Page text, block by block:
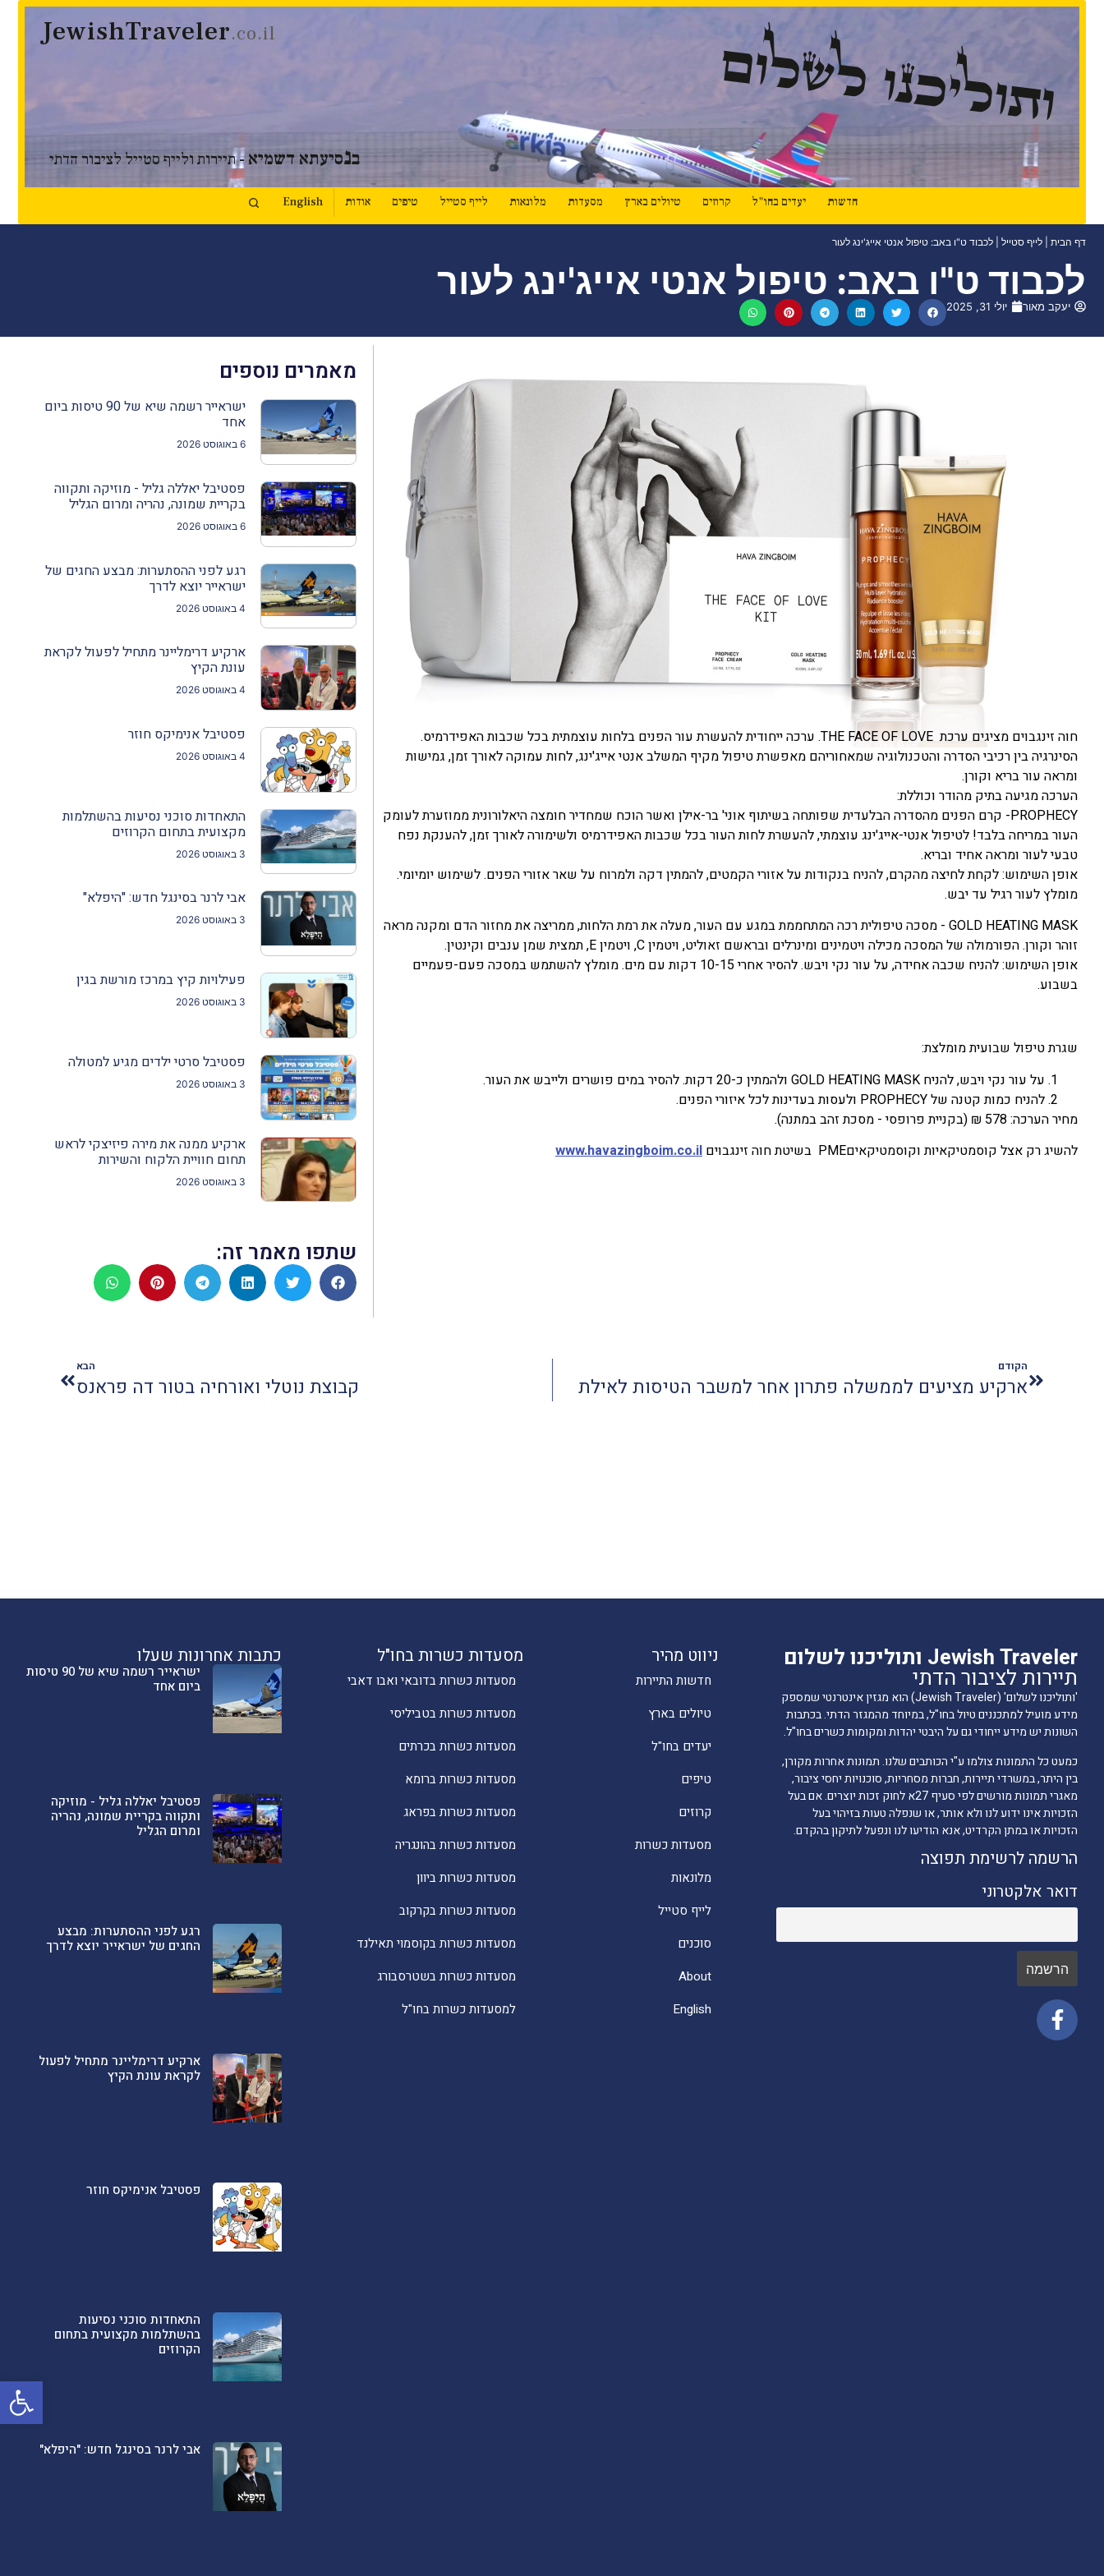
פתח
JewishTraveler.co.il ותוליכנו לשלום
בנסיעתא דשמיא- תיירות ולייף סטייל לציבור הדתי
חדשות יעדים בחו"ל קרוזים טיולים בארץ מסעדות מלונאות לייף סטייל טיפים אודות English
דף הבית לייף סטייל לכבוד ט"ו באב: טיפול אנטי אייג'ינג לעור
לכבוד ט"ו באב: טיפול אנטי אייג'ינג לעור
יעקב מאור יולי 31, 2025
חוה זינגבוים מציגים ערכת THE FACE OF LOVE. ערכה ייחודית להעשרת עור הפנים בלחות עוצמתית בכל שכבות האפידרמיס.
הסינרגיה בין רכיבי הסדרה והטכנולוגיה שמאחוריהם מאפשרת טיפול מקיף המשלב אנטי אייג'ינג, לחות עמוקה לאורך זמן, גמישות
ומראה עור בריא וקורן.
הערכה מגיעה בתיק מהודר וכוללת:
PROPHECY- קרם הפנים מהסדרה הבלעדית שפותחה בשיתוף אוני' בר-אילן ואשר הוכח שמחדיר חומצה היאלורונית ממוזערת לעומק
העור במריחה בלבד! לטיפול אנטי-אייג'ינג עוצמתי, להעשרת לחות העור בכל שכבות האפידרמיס ולשימורה לאורך זמן, להענקת נפח
טבעי לעור ומראה אחיד ובריא.
אופן השימוש: לקחת לחיצה מהקרם, להניח בנקודות על אזורי הקמטים, להמתין דקה ולמרוח על שאר אזורי הפנים. לשימוש יומיומי.
מומלץ לעור רגיל עד יבש.
GOLD HEATING MASK - מסכה טיפולית רכה המתחממת במגע עם העור, מעלה את רמת הלחות, ממריצה את מחזור הדם ומקנה מראה
זוהר וקורן. הפורמולה של המסכה מכילה ויטמינים ומינרלים ובראשם זאוליט, ויטמין C, ויטמין E, תמצית שמן ענבים וקינטין.
אופן השימוש: להניח שכבה אחידה, על עור נקי ויבש. להסיר אחרי 10-15 דקות עם מים. מומלץ להשתמש במסכה פעם-פעמיים
בשבוע.
שגרת טיפול שבועית מומלצת:
על עור נקי ויבש, להניח GOLD HEATING MASK ולהמתין כ-20 דקות. להסיר במים פושרים ולייבש את העור.
להניח כמות קטנה של PROPHECY ולעסות בעדינות לכל איזורי הפנים.
מחיר הערכה: 578 ₪ (בקניית פרופסי - מסכת זהב במתנה).
להשיג רק אצל קוסמטיקאיות וקוסמטיקאיםPME בשיטת חוה זינגבוים
www.havazingboim.co.il
מאמרים נוספים
ישראייר רשמה שיא של 90 טיסות ביום
אחד
6 באוגוסט 2026
פסטיבל יאללה גליל - מוזיקה ותקווה
בקריית שמונה, נהריה ומרום הגליל
6 באוגוסט 2026
רגע לפני ההסתערות: מבצע החגים של
ישראייר יוצא לדרך
4 באוגוסט 2026
ארקיע דרימליינר מתחיל לפעול לקראת
עונת הקיץ
4 באוגוסט 2026
פסטיבל אנימיקס חוזר
4 באוגוסט 2026
התאחדות סוכני נסיעות בהשתלמות
מקצועית בתחום הקרוזים
3 באוגוסט 2026
אבי לרנר בסינגל חדש: "היפלא"
3 באוגוסט 2026
פעילויות קיץ במרכז מורשת בגין
3 באוגוסט 2026
פסטיבל סרטי ילדים מגיע למטולה
3 באוגוסט 2026
ארקיע ממנה את מירה פיזיצקי לראש
תחום חוויית הלקוח והשירות
3 באוגוסט 2026
שתפו מאמר זה:
הקודם
ארקיע מציעים לממשלה פתרון אחר למשבר הטיסות לאילת
הבא
קבוצת נוטלי ואורחיה בטור דה פראנס
כתבות אחרונות שעלו
ישראייר רשמה שיא של 90 טיסות
ביום אחד
פסטיבל יאללה גליל - מוזיקה
ותקווה בקריית שמונה, נהריה
ומרום הגליל
רגע לפני ההסתערות: מבצע
החגים של ישראייר יוצא לדרך
ארקיע דרימליינר מתחיל לפעול
לקראת עונת הקיץ
פסטיבל אנימיקס חוזר
התאחדות סוכני נסיעות
בהשתלמות מקצועית בתחום
הקרוזים
אבי לרנר בסינגל חדש: "היפלא"
מסעדות כשרות בחו"ל
מסעדות כשרות בדובאי ואבו דאבי
מסעדות כשרות בטביליסי
מסעדות כשרות בכרתים
מסעדות כשרות ברומא
מסעדות כשרות בפראג
מסעדות כשרות בהונגריה
מסעדות כשרות ביוון
מסעדות כשרות בקרקוב
מסעדות כשרות בקוסמוי תאילנד
מסעדות כשרות בשטרסבורג
למסעדות כשרות בחו"ל
ניווט מהיר
חדשות התיירות
טיולים בארץ
יעדים בחו"ל
טיפים
קרוזים
מסעדות כשרות
מלונאות
לייף סטייל
סוכנים
About
English
Jewish Traveler ותוליכנו לשלום
תיירות לציבור הדתי
'ותוליכנו לשלום' (Jewish Traveler) הוא מגזין אינטרנטי שמספק
מידע מועיל למתכננים טיול בחו"ל, במיוחד מהמגזר הדתי. בכתבות
השונות יש מידע ייחודי גם על היבטי יהדות ומקומות כשרים בחו"ל.
כמעט כל התמונות צולמו ע"י הכותבים שלנו. תמונות אחרות מקורן,
בין היתר, במשרדי תיירות, חברות מסחריות, סוכנויות יחסי ציבור,
מאגרי תמונות מורשים לפי סעיף 27א לחוק זכות יוצרים. אם בעל
הזכויות אינו ידוע לנו ולא אותר, או שנפלה טעות בזיהוי בעל
הזכויות או במתן הקרדיט, אנא הודיעו לנו ונפעל לתיקון בהקדם.
הרשמה לרשימת תפוצה
דואר אלקטרוני